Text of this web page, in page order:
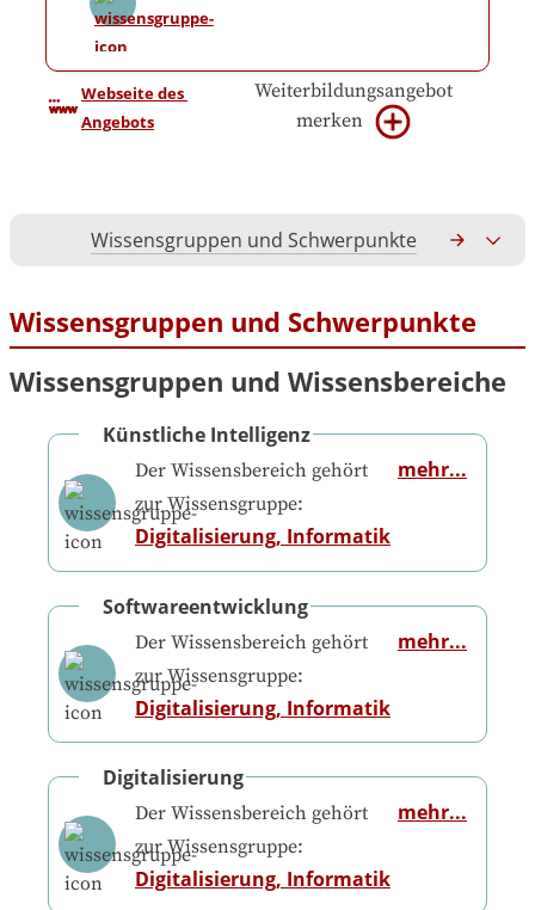
Webseite des
Angebots
Weiterbildungsangebot
merken
Wissensgruppen und Schwerpunkte
Wissensgruppen und Schwerpunkte
Wissensgruppen und Wissensbereiche
Künstliche Intelligenz
Der Wissensbereich gehört
zur Wissensgruppe:
Digitalisierung, Informatik
mehr...
Softwareentwicklung
Der Wissensbereich gehört
zur Wissensgruppe:
Digitalisierung, Informatik
mehr...
Digitalisierung
Der Wissensbereich gehört
zur Wissensgruppe:
Digitalisierung, Informatik
mehr...